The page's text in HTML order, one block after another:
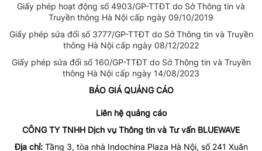
Giấy phép hoạt động số 4903/GP-TTĐT do Sở Thông tin và
Truyền thông Hà Nội cấp ngày 09/10/2019
Giấy phép sửa đổi số 3777/GP-TTĐT do Sở Thông tin và Truyền
thông Hà Nội cấp ngày 08/12/2022
Giấy phép sửa đổi số 160/GP-TTĐT do Sở Thông tin và Truyền
thông Hà Nội cấp ngày 14/08/2023
BÁO GIÁ QUẢNG CÁO
Liên hệ quảng cáo
CÔNG TY TNHH Dịch vụ Thông tin và Tư vấn BLUEWAVE
Địa chỉ:Tầng 3, tòa nhà Indochina Plaza Hà Nội, số 241 Xuân